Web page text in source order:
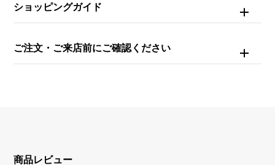
ギョーシェ
文字盤色
ショッピングガイド
ご注文・ご来店前にご確認ください
商品レビュー